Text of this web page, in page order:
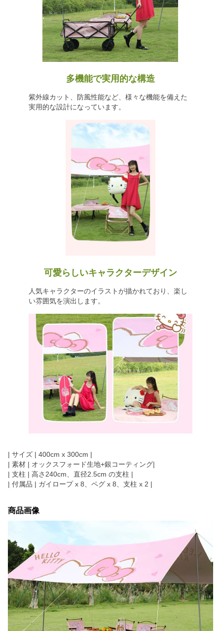
多機能で実用的な構造
紫外線カット、防風性能など、様々な機能を備えた
実用的な設計になっています。
可愛らしいキャラクターデザイン
人気キャラクターのイラストが描かれており、楽し
い雰囲気を演出します。
| サイズ | 400cm x 300cm |
| 素材 | オックスフォード生地+銀コーティング|
| 支柱 | 高さ240cm、直径2.5cm の支柱 |
| 付属品 | ガイロープ x 8、ペグ x 8、支柱 x 2 |
商品画像